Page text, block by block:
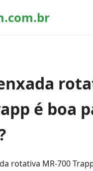
é boa
rotativa MR-700